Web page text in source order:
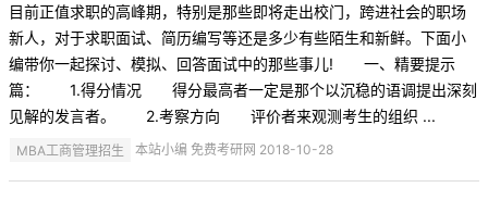
目前正值求职的高峰期，特别是那些即将走出校门，跨进社会的职场
新人，对于求职面试、简历编写等还是多少有些陌生和新鲜。下面小
编带你一起探讨、模拟、回答面试中的那些事儿! 一、精要提示
篇： 1.得分情况 得分最高者一定是那个以沉稳的语调提出深刻
见解的发言者。 2.考察方向 评价者来观测考生的组织 ...
MBA工商管理招生 本站小编 免费考研网 2018-10-28